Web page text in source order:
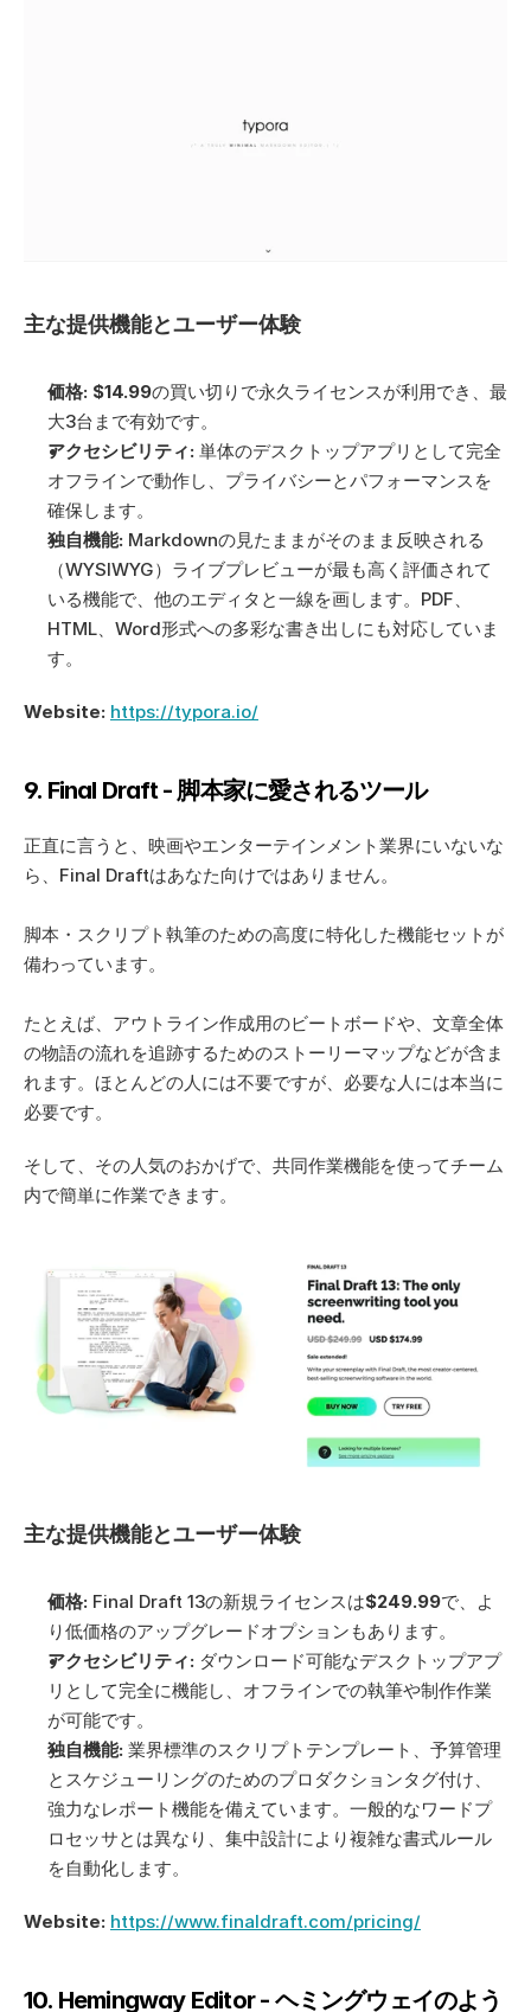
主な提供機能とユーザー体験
価格: $14.99の買い切りで永久ライセンスが利用でき、最
大3台まで有効です。
アクセシビリティ: 単体のデスクトップアプリとして完全
オフラインで動作し、プライバシーとパフォーマンスを
確保します。
独自機能: Markdownの見たままがそのまま反映される
（WYSIWYG）ライブプレビューが最も高く評価されて
いる機能で、他のエディタと一線を画します。PDF、
HTML、Word形式への多彩な書き出しにも対応していま
す。
Website: https://typora.io/
9. Final Draft - 脚本家に愛されるツール
正直に言うと、映画やエンターテインメント業界にいないな
ら、Final Draftはあなた向けではありません。
脚本・スクリプト執筆のための高度に特化した機能セットが
備わっています。
たとえば、アウトライン作成用のビートボードや、文章全体
の物語の流れを追跡するためのストーリーマップなどが含ま
れます。ほとんどの人には不要ですが、必要な人には本当に
必要です。
そして、その人気のおかげで、共同作業機能を使ってチーム
内で簡単に作業できます。
主な提供機能とユーザー体験
価格: Final Draft 13の新規ライセンスは$249.99で、よ
り低価格のアップグレードオプションもあります。
アクセシビリティ: ダウンロード可能なデスクトップアプ
リとして完全に機能し、オフラインでの執筆や制作作業
が可能です。
独自機能: 業界標準のスクリプトテンプレート、予算管理
とスケジューリングのためのプロダクションタグ付け、
強力なレポート機能を備えています。一般的なワードプ
ロセッサとは異なり、集中設計により複雑な書式ルール
を自動化します。
Website: https://www.finaldraft.com/pricing/
10. Hemingway Editor - ヘミングウェイのよう